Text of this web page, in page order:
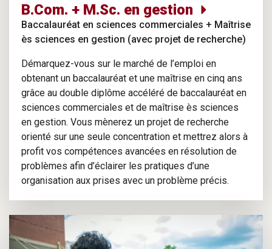
B.Com. + M.Sc. en gestion
Baccalauréat en sciences commerciales + Maîtrise
ès sciences en gestion (avec projet de recherche)
Démarquez-vous sur le marché de l’emploi en
obtenant un baccalauréat et une maîtrise en cinq ans
grâce au double diplôme accéléré de baccalauréat en
sciences commerciales et de maîtrise ès sciences
en gestion. Vous mènerez un projet de recherche
orienté sur une seule concentration et mettrez alors à
profit vos compétences avancées en résolution de
problèmes afin d’éclairer les pratiques d’une
organisation aux prises avec un problème précis.